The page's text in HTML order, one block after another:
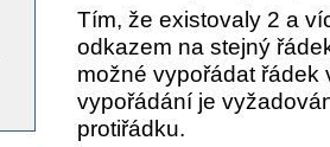
Tím, že existovaly 2 a
odkazem na stejný
možné vypořádat
vypořádání je
protiřádku.